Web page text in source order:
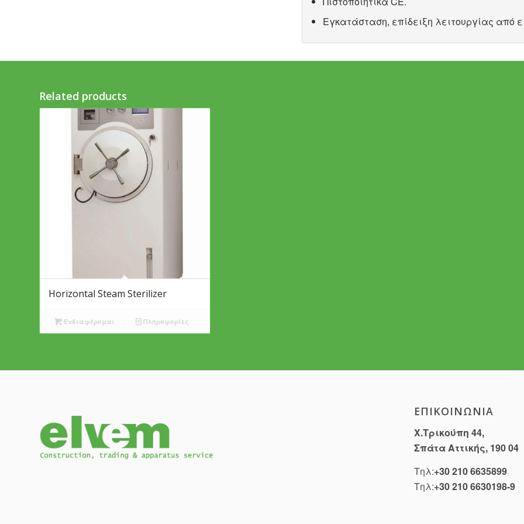
Εγκατάσταση, επίδειξη λειτουργίας από
Related products
Horizontal Steam Sterilizer
Ενδιαφέρομαι Πληροφορίες
ΕΠΙΚΟΙΝΩΝΊΑ
Χ.Τρικούπη 44,
Σπάτα Αττικής, 190 04
Τηλ:+30 210 6635899
Τηλ:+30 210 6630198-9